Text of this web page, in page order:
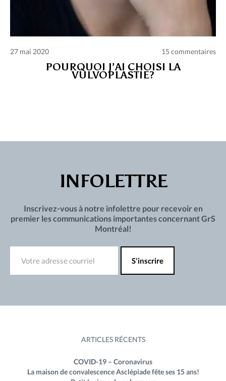
27 mai 2020 15 commentaires
POURQUOI J’AI CHOISI LA
VULVOPLASTIE?
INFOLETTRE
Inscrivez-vous à notre infolettre pour recevoir en
premier les communications importantes concernant GrS
Montréal!
ARTICLES RÉCENTS
COVID-19 – Coronavirus
La maison de convalescence Asclépiade fête ses 15 ans!